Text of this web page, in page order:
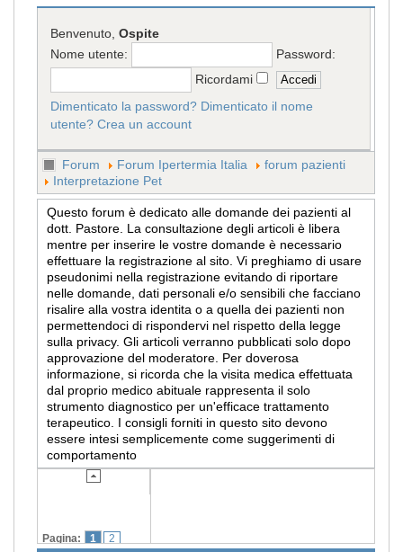
Benvenuto,Ospite
Nome utente:
Password:
Ricordami
Dimenticato la password? Dimenticato il nome
utente? Crea un account
Forum Forum Ipertermia Italia
forum pazienti
Interpretazione Pet
Questo forum è dedicato alle domande dei pazienti al
dott. Pastore. La consultazione degli articoli è libera
mentre per inserire le vostre domande è necessario
effettuare la registrazione al sito. Vi preghiamo di usare
pseudonimi nella registrazione evitando di riportare
nelle domande, dati personali e/o sensibili che facciano
risalire alla vostra identita o a quella dei pazienti non
permettendoci di rispondervi nel rispetto della legge
sulla privacy. Gli articoli verranno pubblicati solo dopo
approvazione del moderatore. Per doverosa
informazione, si ricorda che la visita medica effettuata
dal proprio medico abituale rappresenta il solo
strumento diagnostico per un'efficace trattamento
terapeutico. I consigli forniti in questo sito devono
essere intesi semplicemente come suggerimenti di
comportamento
Pagina: 1 2